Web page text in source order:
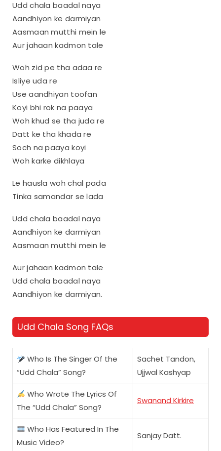
Udd chala baadal naya
Aandhiyon ke darmiyan
Aasmaan mutthi mein le
Aur jahaan kadmon tale
Woh zid pe tha adaa re
Isliye uda re
Use aandhiyan toofan
Koyi bhi rok na paaya
Woh khud se tha juda re
Datt ke tha khada re
Soch na paaya koyi
Woh karke dikhlaya
Le hausla woh chal pada
Tinka samandar se lada
Udd chala baadal naya
Aandhiyon ke darmiyan
Aasmaan mutthi mein le
Aur jahaan kadmon tale
Udd chala baadal naya
Aandhiyon ke darmiyan.
Udd Chala Song FAQs
Who Is The Singer Of the
“Udd Chala” Song?
Sachet Tandon,
Ujjwal Kashyap
Who Wrote The Lyrics Of
The “Udd Chala” Song?
Swanand Kirkire
Who Has Featured In The
Music Video?
Sanjay Datt.